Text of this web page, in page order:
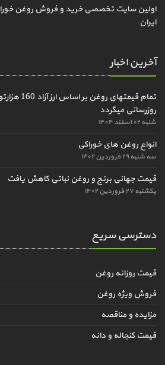
اولین سایت تخصصی خرید و فروش روغن
ایران
آخرین اخبار
تمام
روزرسانی میگردد
شنبه ۰۲ اسفند ۱۴۰۴
انواع روغن های خوراکی
سه شنبه ۲۹ فروردین ۱۴۰۲
قیمت جهانی برنج و روغن نباتی کاهش یافت
یکشنبه ۲۷ فروردین ۱۴۰۲
دسترسی سریع
قیمت روزانه روغن
فروش ویژه روغن
مزایده و مناقصه
قیمت کنجاله و دانه